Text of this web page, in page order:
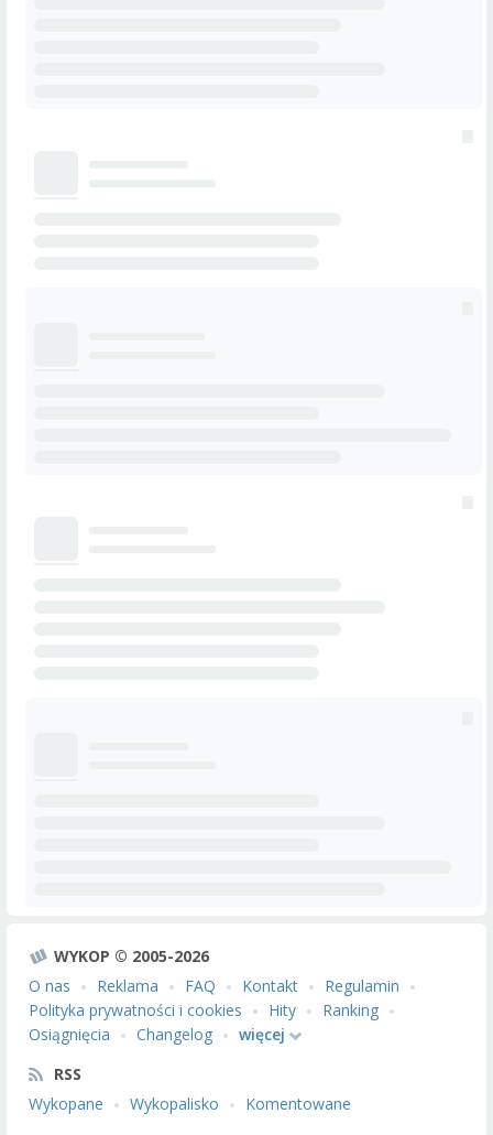
WYKOP © 2005-2026
O nas
Reklama FAQ Kontakt
Regulamin
Polityka prywatności i cookies
Hity
Ranking
Osiągnięcia
Changelog
więcej
RSS
Wykopane
Wykopalisko
Komentowane